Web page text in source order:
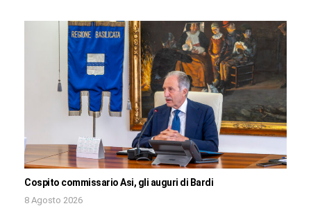
Cospito commissario Asi, gli auguri di Bardi
8 Agosto 2026